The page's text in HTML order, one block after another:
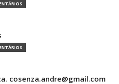
cosenza.andre@gmail.com